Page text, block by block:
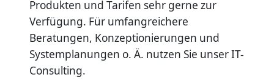
Produkten und Tarifen sehr gerne zur
Verfügung. Für umfangreichere
Beratungen, Konzeptionierungen und
Systemplanungen o. Ä. nutzen Sie unser IT-
Consulting.